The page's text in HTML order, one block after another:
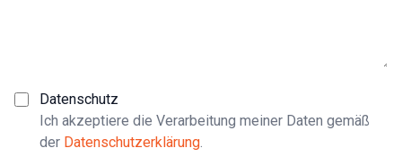
Datenschutz
Ich akzeptiere die Verarbeitung meiner Daten gemäß
der Datenschutzerklärung.